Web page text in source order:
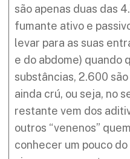
são apenas duas das
fumante ativo e
levar para as suas
e do abdome) quando
substâncias, 2.600
ainda crú, ou seja, no
restante vem dos
outros “venenos”
conhecer um pouco